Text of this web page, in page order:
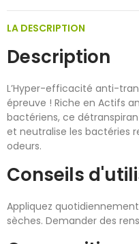
LA DESCRIPTION
Description
L’Hyper-efficacité anti-
épreuve ! Riche en Actifs
bactériens, ce
et neutralise les bactéries
odeurs.
Conseils
Appliquez
sèches. Demander des